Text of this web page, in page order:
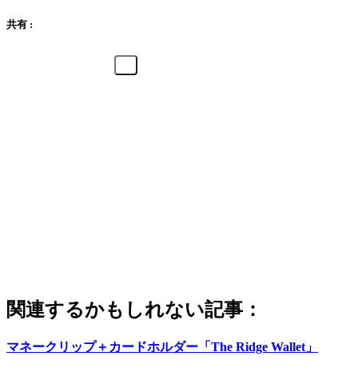
共有 :
関連するかもしれない記事：
マネークリップ＋カードホルダー「The Ridge Wallet」